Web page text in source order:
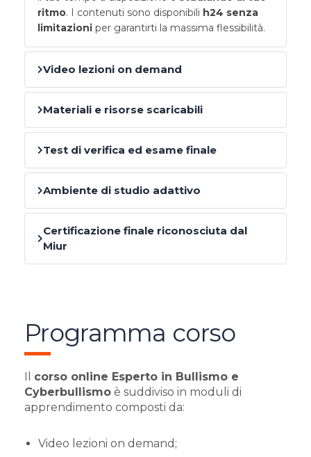
ritmo. I contenuti sono disponibili h24 senza
limitazioni per garantirti la massima flessibilità.
Video lezioni on demand
Materiali e risorse scaricabili
Test di verifica ed esame finale
Ambiente di studio adattivo
Certificazione finale riconosciuta dal
Miur
Programma corso
corso online Esperto in Bullismo e
Cyberbullismo è suddiviso in moduli di
apprendimento composti da:
Video lezioni on demand;